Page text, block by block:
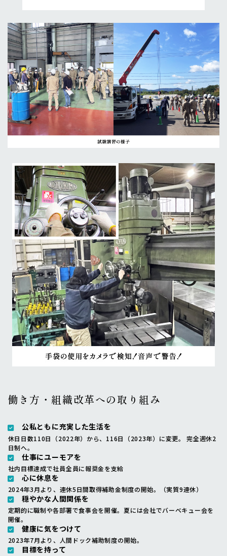
働き方・組織改革への取り組み
公私ともに充実した生活を
休日日数110日（2022年）から、116日（2023年）に変更。 完全週休2
日制へ。
仕事にユーモアを
社内目標達成で社員全員に報奨金を支給
心に休息を
2024年3月より、連休5日間取得補助金制度の開始。（実質9連休）
穏やかな人間関係を
定期的に職制や各部署で食事会を開催。夏には会社でバーベキュー会を
開催。
健康に気をつけて
2023年7月より、人間ドック補助制度の開始。
目標を持って